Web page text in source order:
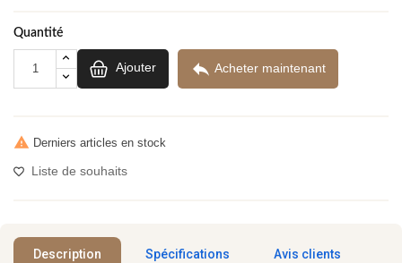
Quantité
Ajouter  Acheter maintenant
 Derniers articles en stock
Liste de souhaits
Description Spécifications Avis clients